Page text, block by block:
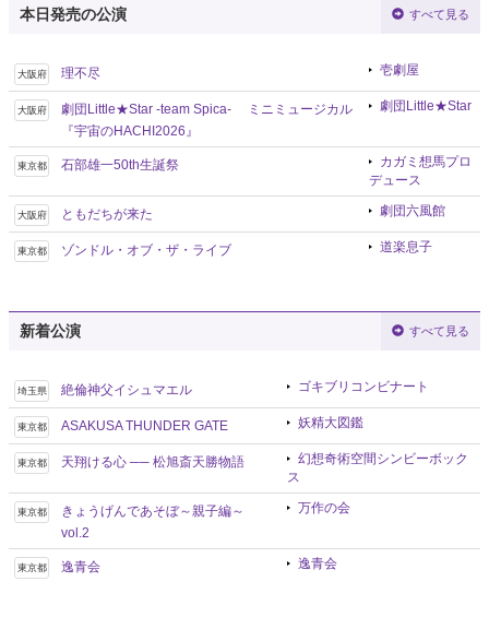
本日発売の公演 すべて見る
大阪府 理不尽 壱劇屋
大阪府
劇団Little★Star -team Spica- ミニミュージカル
『宇宙のHACHI2026』
劇団Little★Star
東京都 石部雄一50th生誕祭
カガミ想馬プロ
デュース
大阪府 ともだちが来た 劇団六風館
東京都 ゾンドル・オブ・ザ・ライブ 道楽息子
新着公演 すべて見る
埼玉県 絶倫神父イシュマエル ゴキブリコンビナート
東京都 ASAKUSA THUNDER GATE 妖精大図鑑
東京都 天翔ける心 ── 松旭斎天勝物語
幻想奇術空間シンビーボック
ス
東京都
きょうげんであそぼ～親子編～
vol.2
万作の会
東京都 逸青会 逸青会